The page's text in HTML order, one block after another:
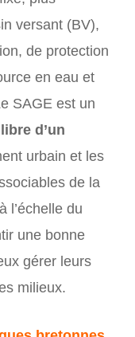
versant (BV),
de protection
en eau et
SAGE est un
d’un
urbain et les
de la
l’échelle du
une bonne
gérer leurs
milieux.